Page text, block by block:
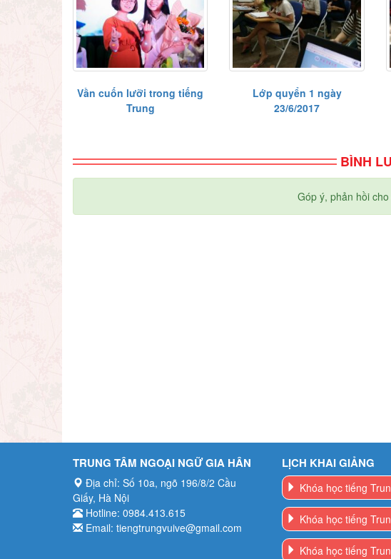
Vần cuốn lưỡi trong tiếng
Trung
Lớp quyển 1 ngày
23/6/2017
BÌNH
Góp ý, phản hồi
TRUNG TÂM NGOẠI NGỮ GIA HÂN
Địa chỉ: Số 10a, ngõ 196/8/2 Cầu
Giấy, Hà Nội
Hotline: 0984.413.615
Email: tiengtrungvuive@gmail.com
LỊCH KHAI GIẢNG
Khóa học tiếng
Khóa học tiếng
Khóa học tiếng